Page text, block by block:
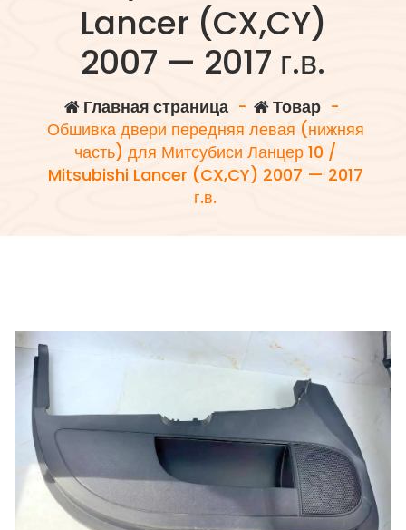
Lancer (CX,CY)
2007 — 2017 г.в.
Главная страница- Товар-
Обшивка двери передняя левая (нижняя
часть) для Митсубиси Ланцер 10 /
Mitsubishi Lancer (CX,CY) 2007 — 2017
г.в.